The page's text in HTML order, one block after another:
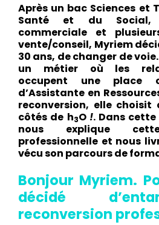
Après un bac Sciences et
Santé et du Social,
commerciale et
vente/conseil, Myriem
30 ans, de changer de
un métier où les
occupent une place
d’Assistante en
reconversion, elle choisit
côtés de h3O !. Dans
nous explique
professionnelle et nous
vécu son parcours de
Bonjour Myriem.
décidé
reconversion